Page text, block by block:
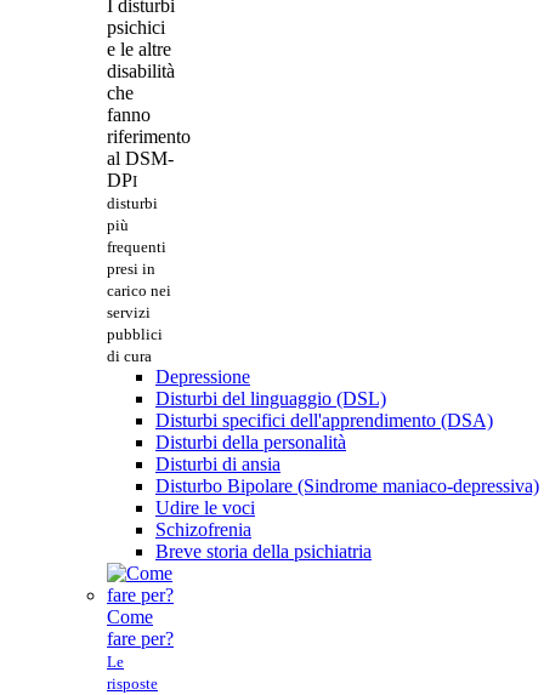
I disturbi
psichici
e le altre
disabilità
che
fanno
riferimento
al DSM-
DPI
disturbi
più
frequenti
presi in
carico nei
servizi
pubblici
di cura
Depressione
Disturbi del linguaggio (DSL)
Disturbi specifici dell'apprendimento (DSA)
Disturbi della personalità
Disturbi di ansia
Disturbo Bipolare (Sindrome maniaco-depressiva)
Udire le voci
Schizofrenia
Breve storia della psichiatria
Come
fare per?
Le
risposte